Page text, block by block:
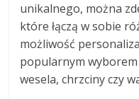
unikalnego, można
które łączą w sobie
możliwość
popularnym
wesela, chrzciny czy